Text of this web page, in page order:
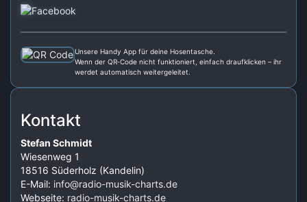
Unsere Handy App für deine Hosentasche.
Wenn der QR‑Code nicht funktioniert, einfach draufklicken – ihr
werdet automatisch weitergeleitet.
Kontakt
Stefan Schmidt
Wiesenweg 1
18516 Süderholz (Kandelin)
E-Mail: info@radio-musik-charts.de
Webseite: radio-musik-charts.de